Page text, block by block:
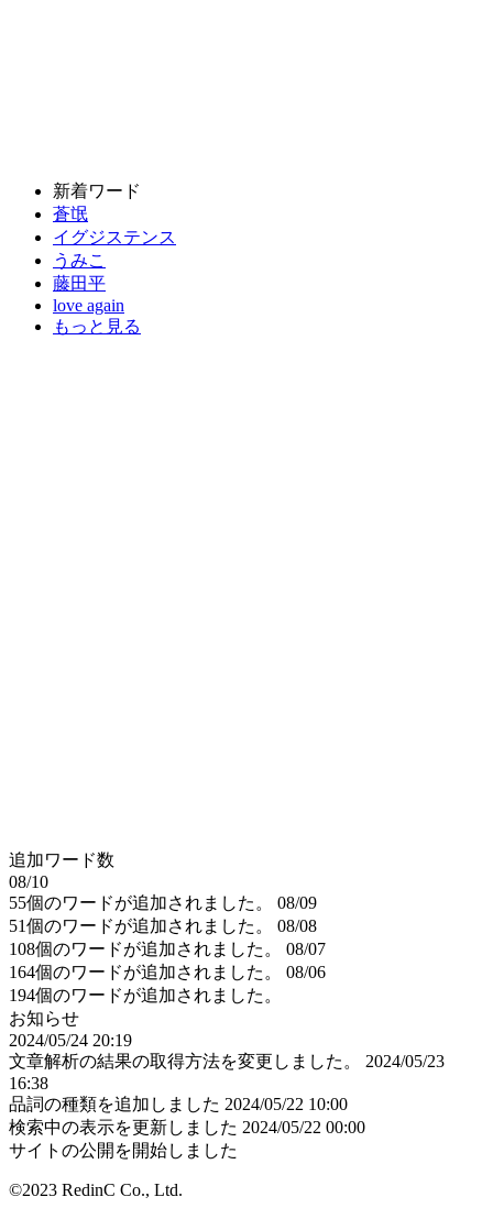
新着ワード
蒼氓
イグジステンス
うみこ
藤田平
love again
もっと見る
追加ワード数
08/10
55個のワードが追加されました。
08/09
51個のワードが追加されました。
08/08
108個のワードが追加されました。
08/07
164個のワードが追加されました。
08/06
194個のワードが追加されました。
お知らせ
2024/05/24 20:19
文章解析の結果の取得方法を変更しました。
2024/05/23
16:38
品詞の種類を追加しました 2024/05/22 10:00
検索中の表示を更新しました 2024/05/22 00:00
サイトの公開を開始しました
©2023 RedinC Co., Ltd.